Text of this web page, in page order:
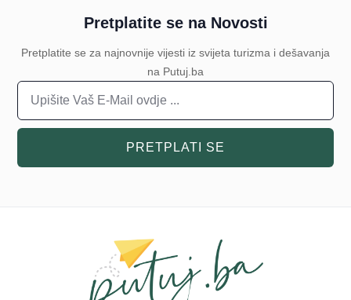
Pretplatite se na Novosti
Pretplatite se za najnovnije vijesti iz svijeta turizma i dešavanja
na Putuj.ba
PRETPLATI SE